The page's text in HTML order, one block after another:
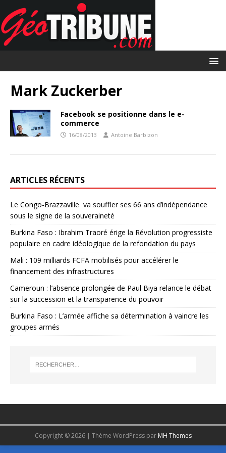
Mark Zuckerber
Facebook se positionne dans le e-
commerce
16/08/2013 Antoine Barbizon
ARTICLES RÉCENTS
Le Congo-Brazzaville va souffler ses 66 ans d’indépendance
sous le signe de la souveraineté
Burkina Faso : Ibrahim Traoré érige la Révolution progressiste
populaire en cadre idéologique de la refondation du pays
Mali : 109 milliards FCFA mobilisés pour accélérer le
financement des infrastructures
Cameroun : l’absence prolongée de Paul Biya relance le débat
sur la succession et la transparence du pouvoir
Burkina Faso : L’armée affiche sa détermination à vaincre les
groupes armés
Copyright © 2026 | Thème WordPress par MH Themes